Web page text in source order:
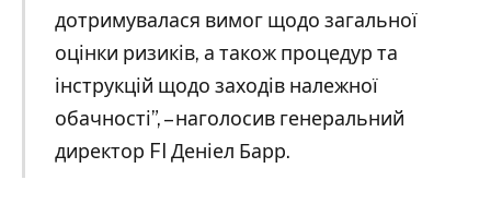
дотримувалася вимог щодо загальної
оцінки ризиків, а також процедур та
інструкцій щодо заходів належної
обачності”, – наголосив генеральний
директор FI Деніел Барр.